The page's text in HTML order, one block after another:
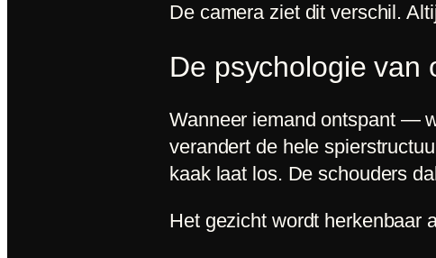
De camera ziet dit verschil.
De psychologie van
Wanneer iemand ontspant —
verandert de hele
kaak laat los. De schouders
Het gezicht wordt herkenbaar